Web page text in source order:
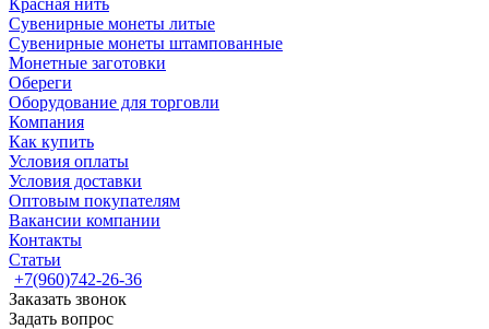
Красная нить
Сувенирные монеты литые
Сувенирные монеты штампованные
Монетные заготовки
Обереги
Оборудование для торговли
Компания
Как купить
Условия оплаты
Условия доставки
Оптовым покупателям
Вакансии компании
Контакты
Статьи
+7(960)742-26-36
Заказать звонок
Задать вопрос